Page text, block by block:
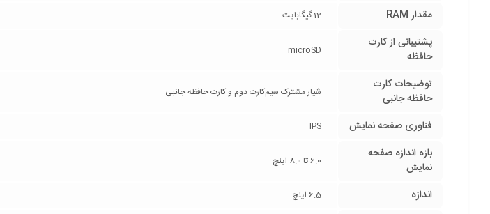
مقدار RAM 12 گیگابایت
پشتیبانی از کارت
حافظه
microSD
توضیحات کارت
حافظه جانبی
شیار مشترک سیم‌کارت دوم و کارت حافظه جانبی
فناوری صفحه‌ نمایش IPS
بازه‌ اندازه صفحه
نمایش
6.0 تا 8.0 اینچ
اندازه 6.5 اینچ